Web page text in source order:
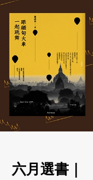
六月選書｜